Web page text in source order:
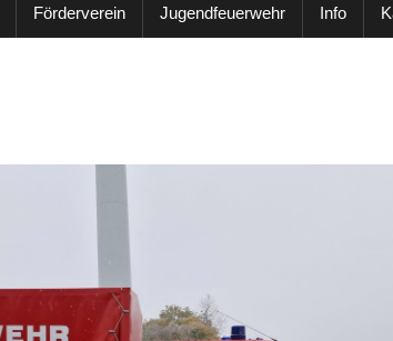
Förderverein Jugendfeuerwehr Info